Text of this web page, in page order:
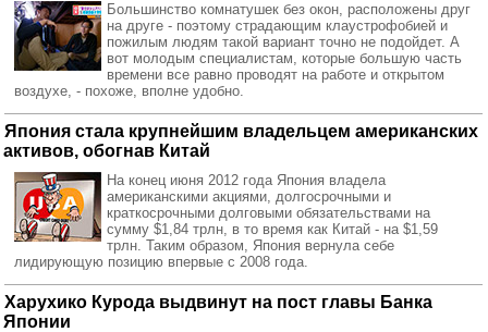
Большинство комнатушек без окон, расположены друг
на друге - поэтому страдающим клаустрофобией и
пожилым людям такой вариант точно не подойдет. А
вот молодым специалистам, которые большую часть
времени все равно проводят на работе и открытом
воздухе, - похоже, вполне удобно.
Япония стала крупнейшим владельцем американских
активов, обогнав Китай
На конец июня 2012 года Япония владела
американскими акциями, долгосрочными и
краткосрочными долговыми обязательствами на
сумму $1,84 трлн, в то время как Китай - на $1,59
трлн. Таким образом, Япония вернула себе
лидирующую позицию впервые с 2008 года.
Харухико Курода выдвинут на пост главы Банка
Японии